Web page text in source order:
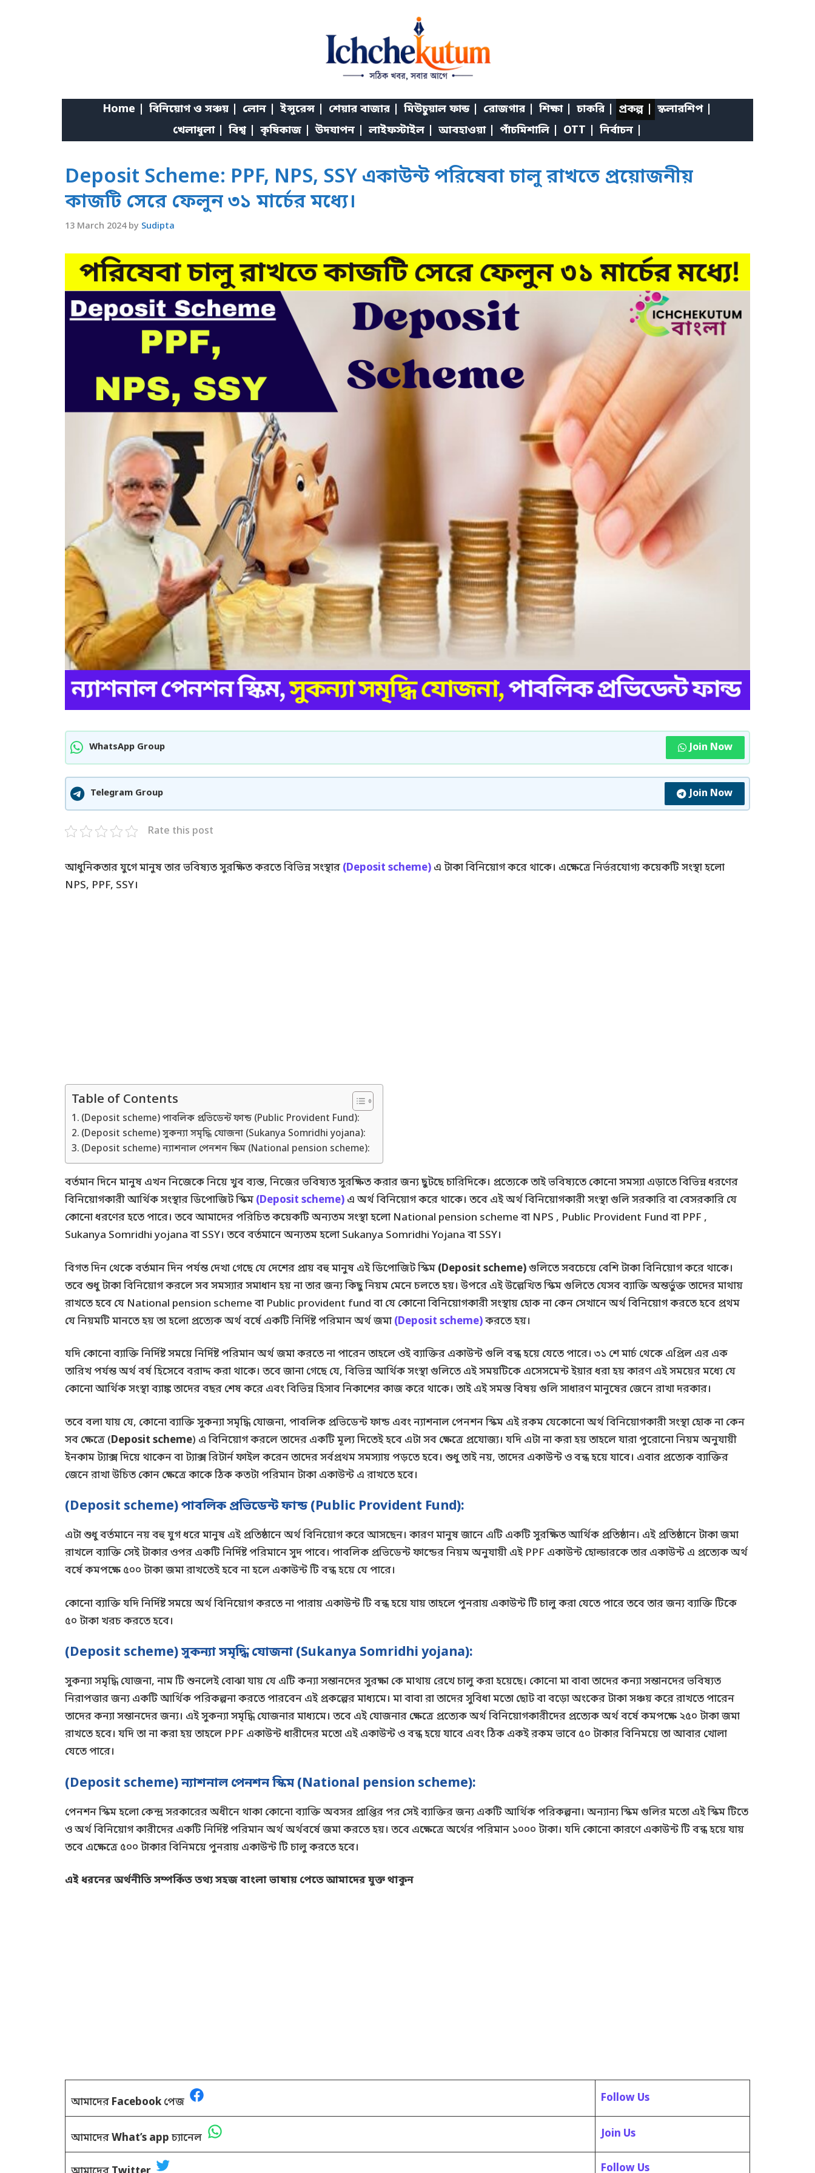
Home | বিনিয়োগ ও সঞ্চয় | লোন | ইন্সুরেন্স | শেয়ার বাজার | মিউচুয়াল ফান্ড | রোজগার | শিক্ষা | চাকরি | প্রকল্প |
স্কলারশিপ |
খেলাধুলা |
বিশ্ব | কৃষিকাজ | উদযাপন | লাইফস্টাইল | আবহাওয়া | পাঁচমিশালি | OTT | নির্বাচন |
Deposit Scheme: PPF, NPS, SSY একাউন্ট পরিষেবা চালু রাখতে প্রয়োজনীয়
কাজটি সেরে ফেলুন ৩১ মার্চের মধ্যে।
13 March 2024 by Sudipta
WhatsApp Group Join Now
Telegram Group Join Now
Rate this post
আধুনিকতার যুগে মানুষ তার ভবিষ্যত সুরক্ষিত করতে বিভিন্ন সংস্থার (Deposit scheme) এ টাকা বিনিয়োগ করে থাকে। এক্ষেত্রে নির্ভরযোগ্য কয়েকটি সংস্থা হলো
NPS, PPF, SSY।
Table of Contents
(Deposit scheme) পাবলিক প্রভিডেন্ট ফান্ড (Public Provident Fund):
(Deposit scheme) সুকন্যা সমৃদ্ধি যোজনা (Sukanya Somridhi yojana):
(Deposit scheme) ন্যাশনাল পেনশন স্কিম (National pension scheme):
বর্তমান দিনে মানুষ এখন নিজেকে নিয়ে খুব ব্যস্ত, নিজের ভবিষ্যত সুরক্ষিত করার জন্য ছুটছে চারিদিকে। প্রত্যেকে তাই ভবিষ্যতে কোনো সমস্যা এড়াতে বিভিন্ন ধরণের
বিনিয়োগকারী আর্থিক সংস্থার ডিপোজিট স্কিম (Deposit scheme) এ অর্থ বিনিয়োগ করে থাকে। তবে এই অর্থ বিনিয়োগকারী সংস্থা গুলি সরকারি বা বেসরকারি যে
কোনো ধরণের হতে পারে। তবে আমাদের পরিচিত কয়েকটি অন্যতম সংস্থা হলো National pension scheme বা NPS , Public Provident Fund বা PPF ,
Sukanya Somridhi yojana বা SSY। তবে বর্তমানে অন্যতম হলো Sukanya Somridhi Yojana বা SSY।
বিগত দিন থেকে বর্তমান দিন পর্যন্ত দেখা গেছে যে দেশের প্রায় বহু মানুষ এই ডিপোজিট স্কিম (Deposit scheme)গুলিতে সবচেয়ে বেশি টাকা বিনিয়োগ করে থাকে।
তবে শুধু টাকা বিনিয়োগ করলে সব সমস্যার সমাধান হয় না তার জন্য কিছু নিয়ম মেনে চলতে হয়। উপরে এই উল্লেখিত স্কিম গুলিতে যেসব ব্যাক্তি অন্তর্ভুক্ত তাদের মাথায়
রাখতে হবে যে National pension scheme বা Public provident fund বা যে কোনো বিনিয়োগকারী সংস্থায় হোক না কেন সেখানে অর্থ বিনিয়োগ করতে হবে প্রথম
যে নিয়মটি মানতে হয় তা হলো প্রত্যেক অর্থ বর্ষে একটি নির্দিষ্ট পরিমান অর্থ জমা (Deposit scheme)করতে হয়।
যদি কোনো ব্যাক্তি নির্দিষ্ট সময়ে নির্দিষ্ট পরিমান অর্থ জমা করতে না পারেন তাহলে ওই ব্যাক্তির একাউন্ট গুলি বন্ধ হয়ে যেতে পারে। ৩১ শে মার্চ থেকে এপ্রিল এর এক
তারিখ পর্যন্ত অর্থ বর্ষ হিসেবে বরাদ্দ করা থাকে। তবে জানা গেছে যে, বিভিন্ন আর্থিক সংস্থা গুলিতে এই সময়টিকে এসেসমেন্ট ইয়ার ধরা হয় কারণ এই সময়ের মধ্যে যে
কোনো আর্থিক সংস্থা ব্যাঙ্ক তাদের বছর শেষ করে এবং বিভিন্ন হিসাব নিকাশের কাজ করে থাকে। তাই এই সমস্ত বিষয় গুলি সাধারণ মানুষের জেনে রাখা দরকার।
তবে বলা যায় যে, কোনো ব্যাক্তি সুকন্যা সমৃদ্ধি যোজনা, পাবলিক প্রভিডেন্ট ফান্ড এবং ন্যাশনাল পেনশন স্কিম এই রকম যেকোনো অর্থ বিনিয়োগকারী সংস্থা হোক না কেন
সব ক্ষেত্রে (Deposit scheme) এ বিনিয়োগ করলে তাদের একটি মূল্য দিতেই হবে এটা সব ক্ষেত্রে প্রযোজ্য। যদি এটা না করা হয় তাহলে যারা পুরোনো নিয়ম অনুযায়ী
ইনকাম ট্যাক্স দিয়ে থাকেন বা ট্যাক্স রিটার্ন ফাইল করেন তাদের সর্বপ্রথম সমস্যায় পড়তে হবে। শুধু তাই নয়, তাদের একাউন্ট ও বন্ধ হয়ে যাবে। এবার প্রত্যেক ব্যাক্তির
জেনে রাখা উচিত কোন ক্ষেত্রে কাকে ঠিক কতটা পরিমান টাকা একাউন্ট এ রাখতে হবে।
(Deposit scheme)পাবলিক প্রভিডেন্ট ফান্ড (Public Provident Fund):
এটা শুধু বর্তমানে নয় বহু যুগ ধরে মানুষ এই প্রতিষ্ঠানে অর্থ বিনিয়োগ করে আসছেন। কারণ মানুষ জানে এটি একটি সুরক্ষিত আর্থিক প্রতিষ্ঠান। এই প্রতিষ্ঠানে টাকা জমা
রাখলে ব্যাক্তি সেই টাকার ওপর একটি নির্দিষ্ট পরিমানে সুদ পাবে। পাবলিক প্রভিডেন্ট ফান্ডের নিয়ম অনুযায়ী এই PPF একাউন্ট হোল্ডারকে তার একাউন্ট এ প্রত্যেক অর্থ
বর্ষে কমপক্ষে ৫০০ টাকা জমা রাখতেই হবে না হলে একাউন্ট টি বন্ধ হয়ে যে পারে।
কোনো ব্যাক্তি যদি নির্দিষ্ট সময়ে অর্থ বিনিয়োগ করতে না পারায় একাউন্ট টি বন্ধ হয়ে যায় তাহলে পুনরায় একাউন্ট টি চালু করা যেতে পারে তবে তার জন্য ব্যাক্তি টিকে
৫০ টাকা খরচ করতে হবে।
(Deposit scheme)সুকন্যা সমৃদ্ধি যোজনা (Sukanya Somridhi yojana):
সুকন্যা সমৃদ্ধি যোজনা, নাম টি শুনলেই বোঝা যায় যে এটি কন্যা সন্তানদের সুরক্ষা কে মাথায় রেখে চালু করা হয়েছে। কোনো মা বাবা তাদের কন্যা সন্তানদের ভবিষ্যত
নিরাপত্তার জন্য একটি আর্থিক পরিকল্পনা করতে পারবেন এই প্রকল্পের মাধ্যমে। মা বাবা রা তাদের সুবিধা মতো ছোট বা বড়ো অংকের টাকা সঞ্চয় করে রাখতে পারেন
তাদের কন্যা সন্তানদের জন্য। এই সুকন্যা সমৃদ্ধি যোজনার মাধ্যমে। তবে এই যোজনার ক্ষেত্রে প্রত্যেক অর্থ বিনিয়োগকারীদের প্রত্যেক অর্থ বর্ষে কমপক্ষে ২৫০ টাকা জমা
রাখতে হবে। যদি তা না করা হয় তাহলে PPF একাউন্ট ধারীদের মতো এই একাউন্ট ও বন্ধ হয়ে যাবে এবং ঠিক একই রকম ভাবে ৫০ টাকার বিনিময়ে তা আবার খোলা
যেতে পারে।
(Deposit scheme)ন্যাশনাল পেনশন স্কিম (National pension scheme):
পেনশন স্কিম হলো কেন্দ্র সরকারের অধীনে থাকা কোনো ব্যাক্তি অবসর প্রাপ্তির পর সেই ব্যাক্তির জন্য একটি আর্থিক পরিকল্পনা। অন্যান্য স্কিম গুলির মতো এই স্কিম টিতে
ও অর্থ বিনিয়োগ কারীদের একটি নির্দিষ্ট পরিমান অর্থ অর্থবর্ষে জমা করতে হয়। তবে এক্ষেত্রে অর্থের পরিমান ১০০০ টাকা। যদি কোনো কারণে একাউন্ট টি বন্ধ হয়ে যায়
তবে এক্ষেত্রে ৫০০ টাকার বিনিময়ে পুনরায় একাউন্ট টি চালু করতে হবে।
এই ধরনের অর্থনীতি সম্পর্কিত তথ্য সহজ বাংলা ভাষায় পেতে আমাদের যুক্ত থাকুন
আমাদের Facebookপেজ Follow Us
আমাদেরWhat’s app চ্যানেল Join Us
Follow Us